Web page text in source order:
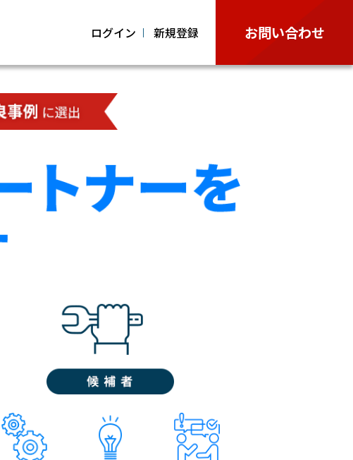
ログイン 新規登録 お問い合わせ